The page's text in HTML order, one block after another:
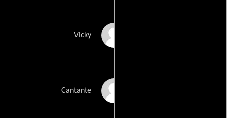
Vicky
Cantante